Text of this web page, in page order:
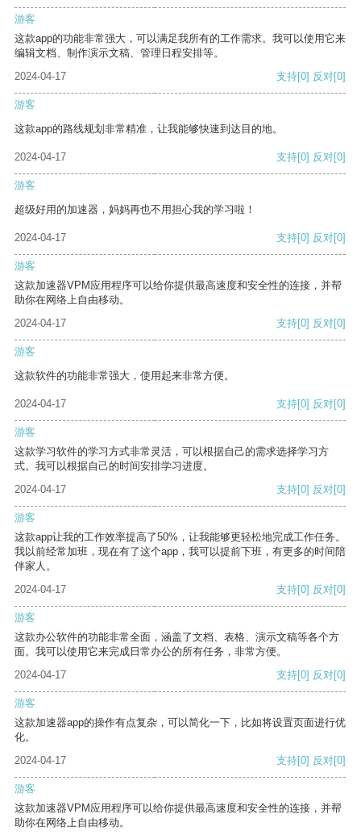
游客
这款app的功能非常强大，可以满足我所有的工作需求。我可以使用它来
编辑文档、制作演示文稿、管理日程安排等。
2024-04-17
支持[0] 反对[0]
游客
这款app的路线规划非常精准，让我能够快速到达目的地。
2024-04-17 支持[0] 反对[0]
游客
超级好用的加速器，妈妈再也不用担心我的学习啦！
2024-04-17 支持[0] 反对[0]
游客
这款加速器VPM应用程序可以给你提供最高速度和安全性的连接，并帮
助你在网络上自由移动。
2024-04-17
支持[0] 反对[0]
游客
这款软件的功能非常强大，使用起来非常方便。
2024-04-17 支持[0] 反对[0]
游客
这款学习软件的学习方式非常灵活，可以根据自己的需求选择学习方
式。我可以根据自己的时间安排学习进度。
2024-04-17
支持[0] 反对[0]
游客
这款app让我的工作效率提高了50%，让我能够更轻松地完成工作任务。
我以前经常加班，现在有了这个app，我可以提前下班，有更多的时间陪
伴家人。
2024-04-17
支持[0] 反对[0]
游客
这款办公软件的功能非常全面，涵盖了文档、表格、演示文稿等各个方
面。我可以使用它来完成日常办公的所有任务，非常方便。
2024-04-17
支持[0] 反对[0]
游客
这款加速器app的操作有点复杂，可以简化一下，比如将设置页面进行优
化。
2024-04-17
支持[0] 反对[0]
游客
这款加速器VPM应用程序可以给你提供最高速度和安全性的连接，并帮
助你在网络上自由移动。